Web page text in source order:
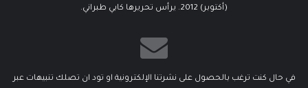
(أكتوبر) 2012. يرأس تحريرها كابي طبراني.
في حال كنت ترغب بالحصول على نشرتنا الإلكترونية او تود ان تصلك تنبيهات عبر